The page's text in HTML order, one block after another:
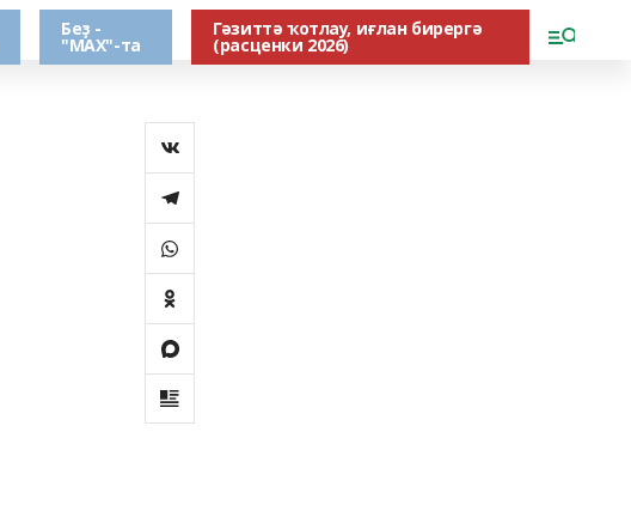
Беҙ -
"МАХ"-та
Гәзиттә ҡотлау, иғлан бирергә
(расценки 2026)